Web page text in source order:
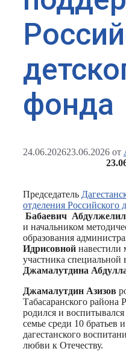
фонда
24.06.202623.06.2026 от
Председатель
отделения Российского
Бабаевич
и начальником
образования
Идрисовной навестили
участника специальной
Джамалутдина
Джамалутдин Азизов
Табасаранского района
родился и
семье среди 10 братьев
дагестанского
любви к Отечеству.